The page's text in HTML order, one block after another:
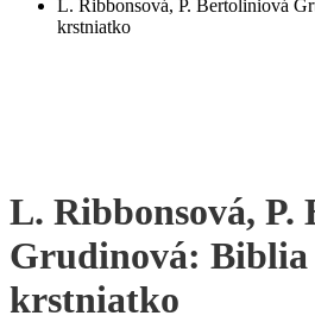
L. Ribbonsová, P. Bertoliniová
krstniatko
L. Ribbonsová, P.
Grudinová: Biblia
krstniatko